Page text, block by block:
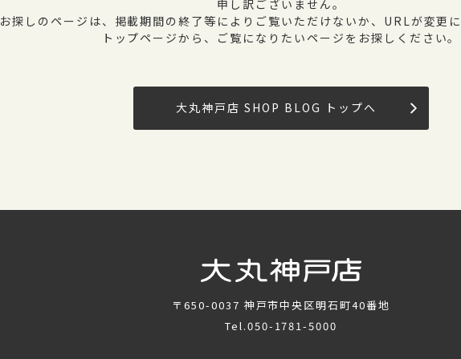
申し訳ございません。
お探しのページは、掲載期間の終了等によりご覧いただけないか、URLが変更に
トップページから、ご覧になりたいページをお探しください。
大丸神戸店 SHOP BLOG トップへ
〒650-0037 神戸市中央区明石町40番地
Tel.050-1781-5000